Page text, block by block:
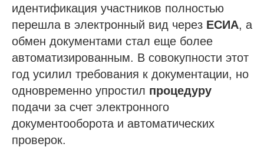
идентификация участников полностью
перешла в электронный вид через ЕСИА, а
обмен документами стал еще более
автоматизированным. В совокупности этот
год усилил требования к документации, но
одновременно упростил процедуру
подачи за счет электронного
документооборота и автоматических
проверок.